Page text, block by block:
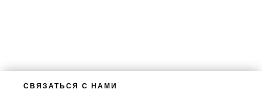
СВЯЗАТЬСЯ С НАМИ